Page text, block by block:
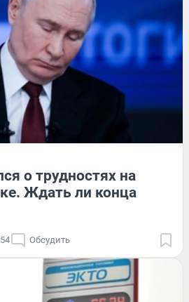
о трудностях на
Ждать ли конца
Обсудить